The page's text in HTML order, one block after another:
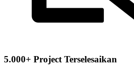
5.000+ Project Terselesaikan